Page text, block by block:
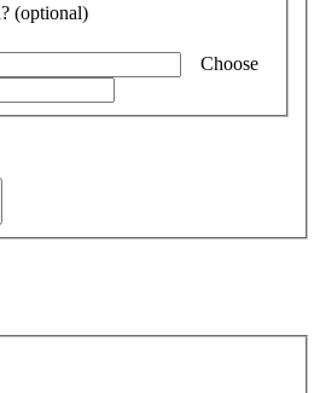
(optional)
Choose